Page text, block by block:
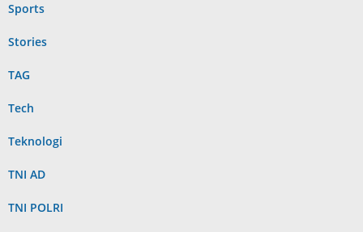
Sports
Stories
TAG
Tech
Teknologi
TNI AD
TNI POLRI